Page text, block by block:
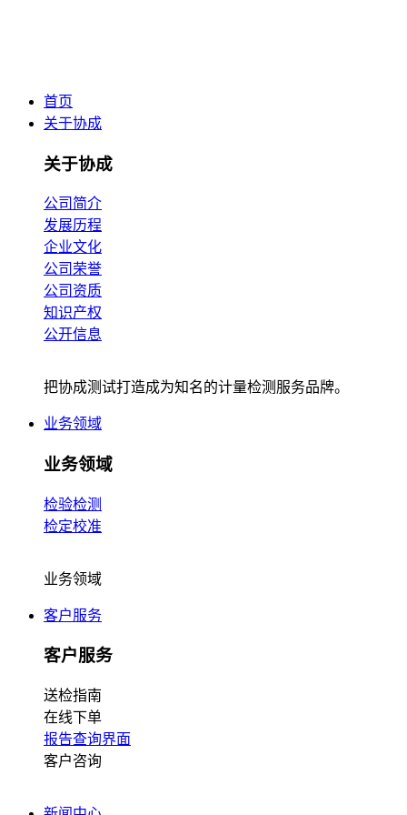
首页
关于协成
关于协成
公司简介
发展历程
企业文化
公司荣誉
公司资质
知识产权
公开信息
把协成测试打造成为知名的计量检测服务品牌。
业务领域
业务领域
检验检测
检定校准
业务领域
客户服务
客户服务
送检指南
在线下单
报告查询界面
客户咨询